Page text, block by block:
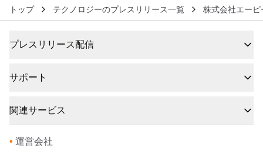
トップ テクノロジーのプレスリリース一覧 株式会社エー
プレスリリース配信
サポート
関連サービス
• 運営会社